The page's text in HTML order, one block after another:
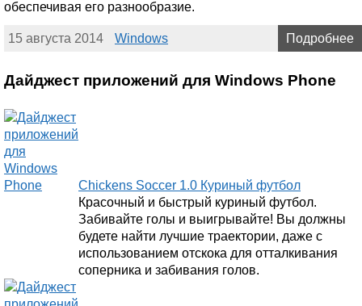
обеспечивая его разнообразие.
15 августа 2014 Windows Подробнее
Дайджест приложений для Windows Phone
Chickens Soccer 1.0 Куриный футбол
Красочный и быстрый куриный футбол.
Забивайте голы и выигрывайте! Вы должны
будете найти лучшие траектории, даже с
использованием отскока для отталкивания
соперника и забивания голов.